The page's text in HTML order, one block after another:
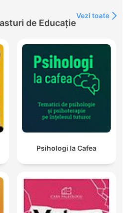
de Educație
Vezi toate
Psihologi la Cafea